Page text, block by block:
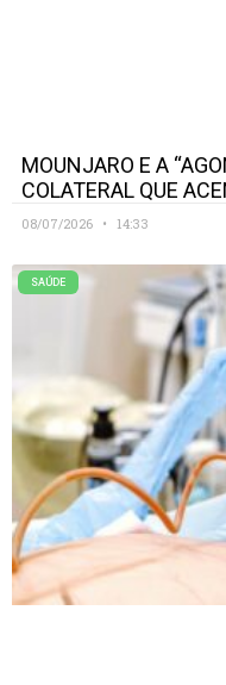
MOUNJARO E A
COLATERAL QUE
08/07/2026 14:33
SAÚDE